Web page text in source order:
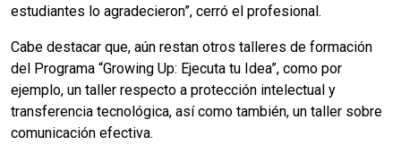
estudiantes lo agradecieron”, cerró el profesional.
Cabe destacar que, aún restan otros talleres de formación
del Programa “Growing Up: Ejecuta tu Idea”, como por
ejemplo, un taller respecto a protección intelectual y
transferencia tecnológica, así como también, un taller sobre
comunicación efectiva.